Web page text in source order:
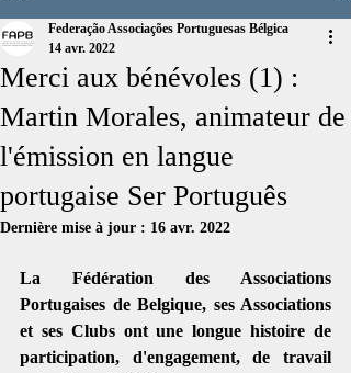
Merci aux bénévoles (1) :
Martin Morales, animateur de
l'émission en langue
portugaise Ser Português
Federação Associações Portuguesas Bélgica
14 avr. 2022
Dernière mise à jour : 16 avr. 2022
La Fédération des Associations
Portugaises de Belgique, ses Associations
et ses Clubs ont une longue histoire de
participation, d'engagement, de travail